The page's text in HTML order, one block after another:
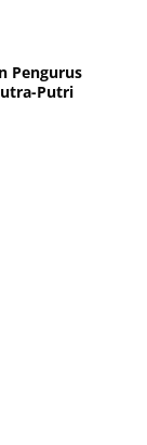
Pengurus
Putri